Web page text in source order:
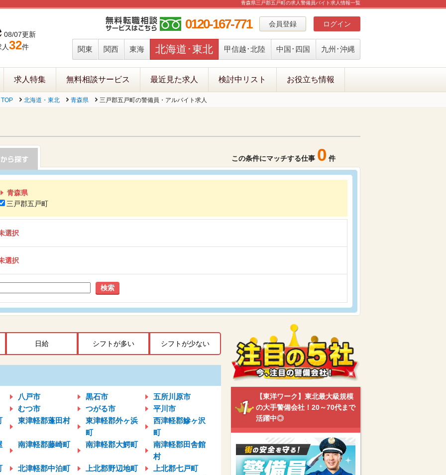
青森県三戸郡五戸町の求人警備員バイト求人情報一覧
08/07更新
32件
会員登録 ログイン
0120-167-771
関東 関西 東海 北海道･東北 甲信越･北陸 中国･四国 九州･沖縄
求人特集 無料相談サービス 最近見た求人 検討中リスト お役立ち情報
北海道・東北 青森県 三戸郡五戸町の警備員・アルバイト求人
この条件にマッチする仕事 0 件
青森県
三戸郡五戸町
選択
選択
検索
日給 シフトが多い シフトが少ない
八戸市 黒石市
五所川原市
むつ市 つがる市
平川市
東津軽郡蓬田村
東津軽郡外ヶ浜
町
西津軽郡鰺ヶ沢
町
南津軽郡藤崎町 南津軽郡大鰐町
南津軽郡田舎館
村
北津軽郡中泊町 上北郡野辺地町
上北郡七戸町
【東洋ワーク】東北最大級規模
の大手警備会社！20～70代まで
活躍中◎